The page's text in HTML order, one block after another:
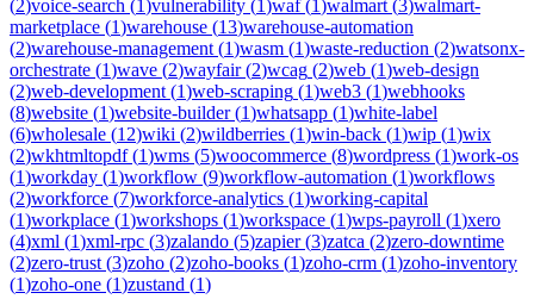
(2)voice-search (1)vulnerability (1)waf(1)walmart (3)walmart-
marketplace (1)warehouse (13)warehouse-automation
(2)warehouse-management (1)wasm (1)waste-reduction (2)watsonx-
orchestrate (1)wave (2)wayfair(2)wcag (2)web (1)web-design
(2)web-development (1)web-scraping (1)web3 (1)webhooks
(8)website (1)website-builder(1)whatsapp (1)white-label
(6)wholesale (12)wiki (2)wildberries (1)win-back (1)wip (1)wix
(2)wkhtmltopdf(1)wms (5)woocommerce (8)wordpress (1)work-os
(1)workday (1)workflow (9)workflow-automation (1)workflows
(2)workforce (7)workforce-analytics (1)working-capital
(1)workplace (1)workshops (1)workspace (1)wps-payroll (1)xero
(4)xml (1)xml-rpc (3)zalando (5)zapier(3)zatca (2)zero-downtime
(2)zero-trust (3)zoho (2)zoho-books (1)zoho-crm (1)zoho-inventory
(1)zoho-one (1)zustand (1)